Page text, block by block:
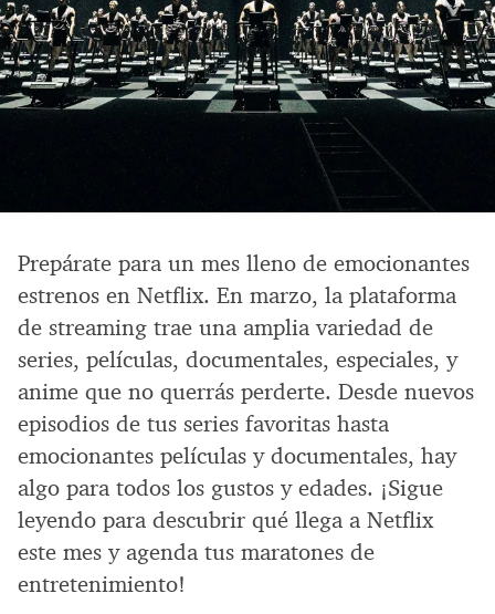
Prepárate para un mes lleno de emocionantes
estrenos en Netflix. En marzo, la plataforma
de streaming trae una amplia variedad de
series, películas, documentales, especiales, y
anime que no querrás perderte. Desde nuevos
episodios de tus series favoritas hasta
emocionantes películas y documentales, hay
algo para todos los gustos y edades. ¡Sigue
leyendo para descubrir qué llega a Netflix
este mes y agenda tus maratones de
entretenimiento!